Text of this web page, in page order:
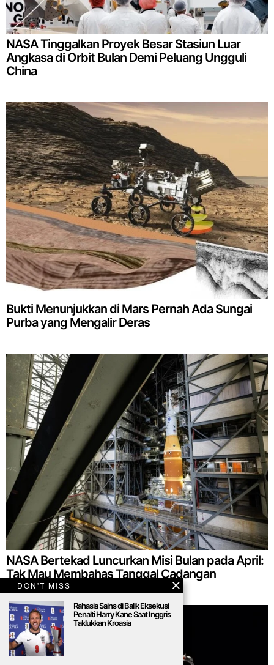
NASA Tinggalkan Proyek Besar Stasiun Luar
Angkasa di Orbit Bulan Demi Peluang Ungguli
China
Bukti Menunjukkan di Mars Pernah Ada Sungai
Purba yang Mengalir Deras
NASA Bertekad Luncurkan Misi Bulan pada April:
Tak Mau Membahas Tanggal Cadangan
DON'T MISS
Rahasia Sains di Balik Eksekusi
Penalti Harry Kane Saat Inggris
Taklukkan Kroasia